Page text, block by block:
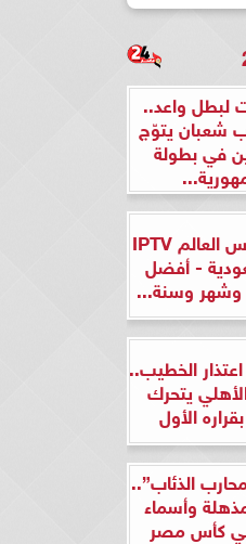
لبطل واعد..
شعبان يتوّج
في بطولة
اشتراك كاس العالم IPTV
- أفضل
الخطيب..
يتحرك
الأول
الذئاب”..
وأسماء
كأس مصر